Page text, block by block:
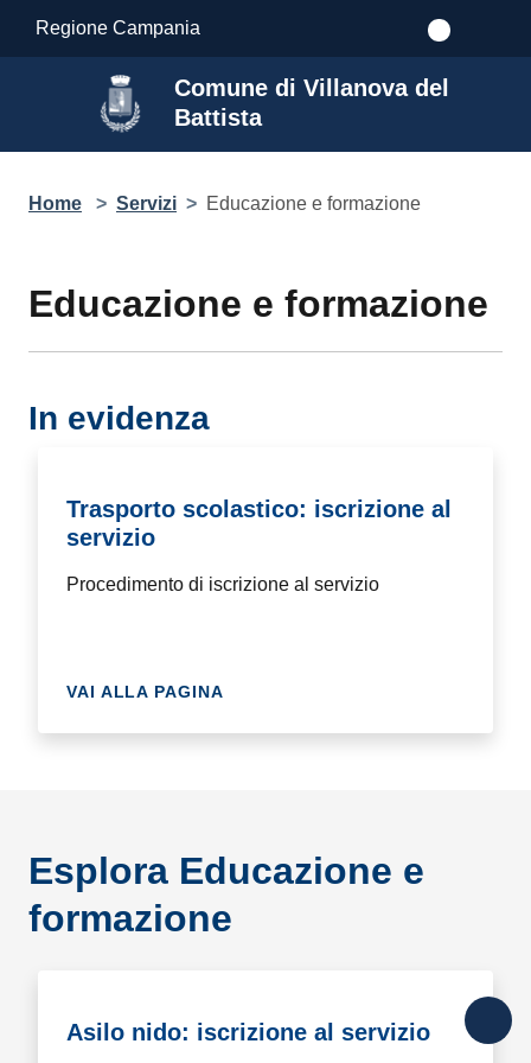
Regione Campania
Comune di Villanova del
Battista
Home > Servizi > Educazione e formazione
Educazione e formazione
In evidenza
Trasporto scolastico: iscrizione al
servizio
Procedimento di iscrizione al servizio
VAI ALLA PAGINA
Esplora Educazione e
formazione
Asilo nido: iscrizione al servizio